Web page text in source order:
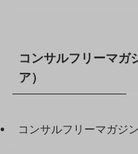
コンサルフリーマガ
ア）
コンサルフリーマガジ